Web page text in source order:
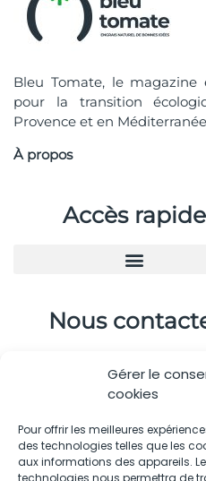
Gérer le
cookies
Pour offrir les meilleures
des technologies telles que les
aux informations des appareils.
technologies nous permettra de
Bleu Tomate, le magazine
pour la transition
Provence et en
À propos
Accès rapide
Nous
contactBT@bleu-
Kit média
Kit média Bleu Tomate